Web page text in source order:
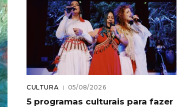
CULTURA 05/08/2026
5 programas culturais para fazer